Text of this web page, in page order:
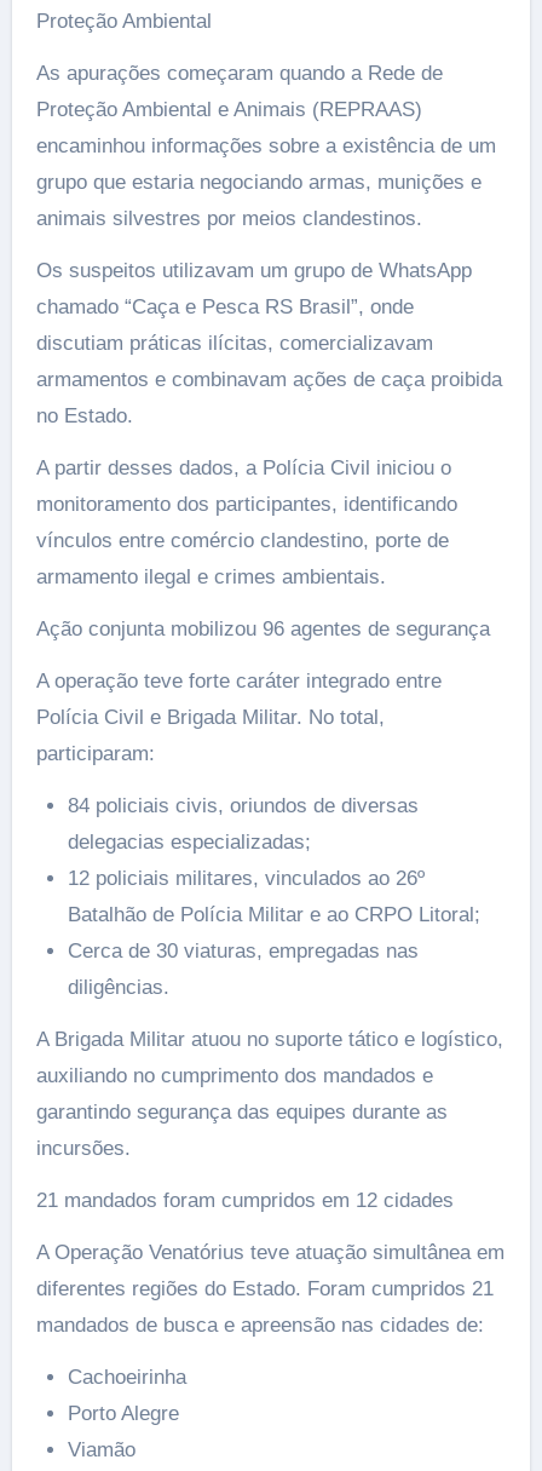
Proteção Ambiental
As apurações começaram quando a Rede de
Proteção Ambiental e Animais (REPRAAS)
encaminhou informações sobre a existência de um
grupo que estaria negociando armas, munições e
animais silvestres por meios clandestinos.
Os suspeitos utilizavam um grupo de WhatsApp
chamado “Caça e Pesca RS Brasil”, onde
discutiam práticas ilícitas, comercializavam
armamentos e combinavam ações de caça proibida
no Estado.
A partir desses dados, a Polícia Civil iniciou o
monitoramento dos participantes, identificando
vínculos entre comércio clandestino, porte de
armamento ilegal e crimes ambientais.
Ação conjunta mobilizou 96 agentes de segurança
A operação teve forte caráter integrado entre
Polícia Civil e Brigada Militar. No total,
participaram:
84 policiais civis, oriundos de diversas
delegacias especializadas;
12 policiais militares, vinculados ao 26º
Batalhão de Polícia Militar e ao CRPO Litoral;
Cerca de 30 viaturas, empregadas nas
diligências.
A Brigada Militar atuou no suporte tático e logístico,
auxiliando no cumprimento dos mandados e
garantindo segurança das equipes durante as
incursões.
21 mandados foram cumpridos em 12 cidades
A Operação Venatórius teve atuação simultânea em
diferentes regiões do Estado. Foram cumpridos 21
mandados de busca e apreensão nas cidades de:
Cachoeirinha
Porto Alegre
Viamão